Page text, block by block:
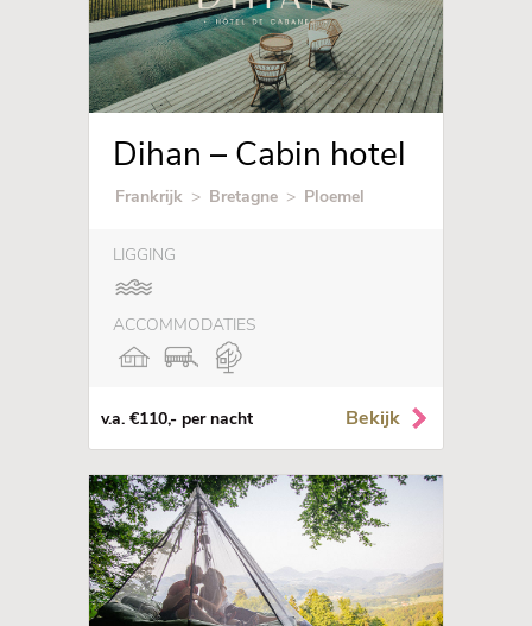
Dihan – Cabin hotel
Frankrijk > Bretagne > Ploemel
LIGGING
ACCOMMODATIES
v.a. €110,- per nacht Bekijk